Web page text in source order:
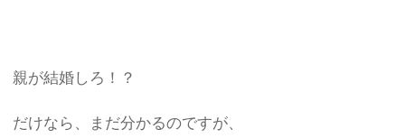
親が結婚しろ！？
だけなら、まだ分かるのですが、